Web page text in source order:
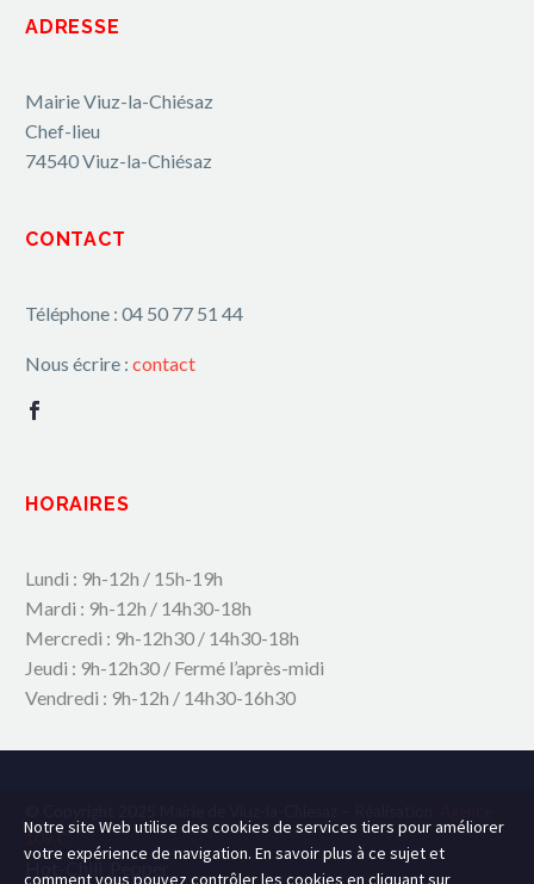
ADRESSE
Mairie Viuz-la-Chiésaz
Chef-lieu
74540 Viuz-la-Chiésaz
CONTACT
Téléphone : 04 50 77 51 44
Nous écrire : contact
HORAIRES
Lundi : 9h-12h / 15h-19h
Mardi : 9h-12h / 14h30-18h
Mercredi : 9h-12h30 / 14h30-18h
Jeudi : 9h-12h30 / Fermé l’après-midi
Vendredi : 9h-12h / 14h30-16h30
109.C
Hot-Chili_Pepper
Notre site Web utilise des cookies de services tiers pour améliorer
votre expérience de navigation. En savoir plus à ce sujet et
comment vous pouvez contrôler les cookies en cliquant sur